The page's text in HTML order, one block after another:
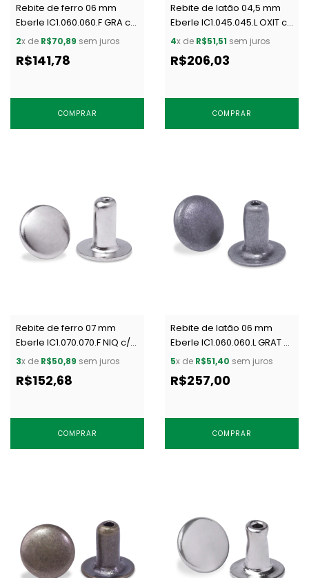
Rebite de ferro 06 mm
Eberle IC1.060.060.F GRA c/
1000 un
2x de R$70,89 sem juros
R$141,78
COMPRAR
Rebite de latão 04,5 mm
Eberle IC1.045.045.L OXIT c/
1000 un
4x de R$51,51 sem juros
R$206,03
COMPRAR
Rebite de ferro 07 mm
Eberle IC1.070.070.F NIQ c/
1000 un
3x de R$50,89 sem juros
R$152,68
COMPRAR
Rebite de latão 06 mm
Eberle IC1.060.060.L GRAT c/
1000 un
5x de R$51,40 sem juros
R$257,00
COMPRAR